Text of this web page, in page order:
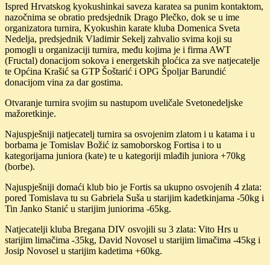
Ispred Hrvatskog kyokushinkai saveza karatea sa punim kontaktom,
nazočnima se obratio predsjednik Drago Plečko, dok se u ime
organizatora turnira, Kyokushin karate kluba Domenica Sveta
Nedelja, predsjednik Vladimir Sekelj zahvalio svima koji su
pomogli u organizaciji turnira, među kojima je i firma AWT
(Fructal) donacijom sokova i energetskih ploćica za sve natjecatelje
te Općina Krašić sa GTP Šoštarić i OPG Špoljar Barundić
donacijom vina za dar gostima.
Otvaranje turnira svojim su nastupom uveličale Svetonedeljske
mažoretkinje.
Najuspješniji natjecatelj turnira sa osvojenim zlatom i u katama i u
borbama je Tomislav Božić iz samoborskog Fortisa i to u
kategorijama juniora (kate) te u kategoriji mlađih juniora +70kg
(borbe).
Najuspješniji domaći klub bio je Fortis sa ukupno osvojenih 4 zlata:
pored Tomislava tu su Gabriela Suša u starijim kadetkinjama -50kg i
Tin Janko Stanić u starijim juniorima -65kg.
Natjecatelji kluba Bregana DIV osvojili su 3 zlata: Vito Hrs u
starijim limačima -35kg, David Novosel u starijim limačima -45kg i
Josip Novosel u starijim kadetima +60kg.